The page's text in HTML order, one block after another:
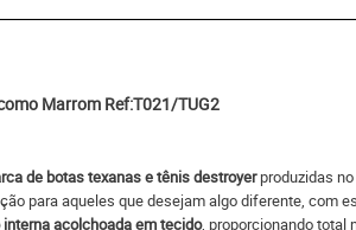
Marrom Ref:T021/TUG2
de botas texanas e tênis destroyerproduzidas no
para aqueles que desejam algo diferente, com
acolchoada em tecido, proporcionando total